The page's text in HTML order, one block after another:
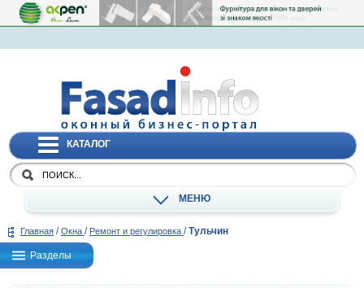
КАТАЛОГ
МЕНЮ
Главная / Окна / Ремонт и регулировка / Тульчин
Разделы